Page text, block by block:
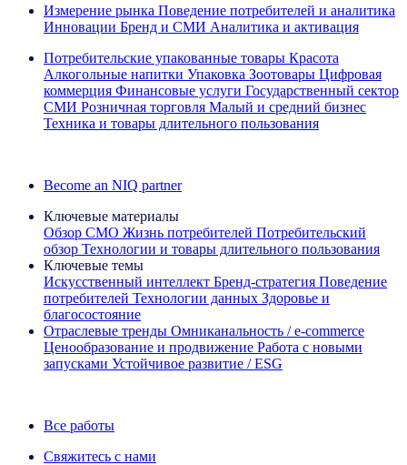
Измерение рынка Поведение потребителей и аналитика
Инновации Бренд и СМИ Аналитика и активация
Потребительские упакованные товары Красота
Алкогольные напитки Упаковка Зоотовары Цифровая
коммерция Финансовые услуги Государственный сектор
СМИ Розничная торговля Малый и средний бизнес
Техника и товары длительного пользования
Become an NIQ partner
Ключевые материалы
Обзор CMO Жизнь потребителей Потребительский
обзор Технологии и товары длительного пользования
Ключевые темы
Искусственный интеллект Бренд‑стратегия Поведение
потребителей Технологии данных Здоровье и
благосостояние
Отраслевые тренды Омниканальность / e‑commerce
Ценообразование и продвижение Работа с новыми
запусками Устойчивое развитие / ESG
Все работы
Свяжитесь с нами